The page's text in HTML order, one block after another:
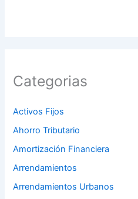
Categorias
Activos Fijos
Ahorro Tributario
Amortización Financiera
Arrendamientos
Arrendamientos Urbanos